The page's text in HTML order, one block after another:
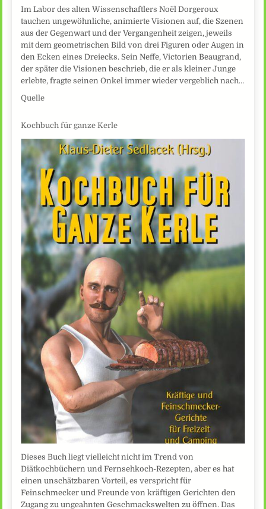
Im Labor des alten Wissenschaftlers Noël Dorgeroux
tauchen ungewöhnliche, animierte Visionen auf, die Szenen
aus der Gegenwart und der Vergangenheit zeigen, jeweils
mit dem geometrischen Bild von drei Figuren oder Augen in
den Ecken eines Dreiecks. Sein Neffe, Victorien Beaugrand,
der später die Visionen beschrieb, die er als kleiner Junge
erlebte, fragte seinen Onkel immer wieder vergeblich nach…
Quelle
Kochbuch für ganze Kerle
Dieses Buch liegt vielleicht nicht im Trend von
Diätkochbüchern und Fernsehkoch-Rezepten, aber es hat
einen unschätzbaren Vorteil, es verspricht für
Feinschmecker und Freunde von kräftigen Gerichten den
Zugang zu ungeahnten Geschmackswelten zu öffnen. Das